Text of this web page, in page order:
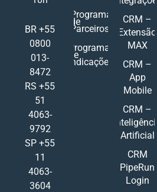
BR +55
0800
013-
8472
RS +55
51
4063-
9792
SP +55
11
4063-
3604
Programa
de
Parceiros
Programa
de
Indicações
CRM –
Extensão
MAX
CRM –
App
Mobile
CRM –
Inteligência
Artificial
CRM
PipeRun
Login